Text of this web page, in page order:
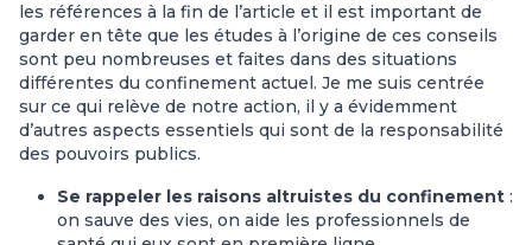
les références à la fin de l’article et il est important de
garder en tête que les études à l’origine de ces conseils
sont peu nombreuses et faites dans des situations
différentes du confinement actuel. Je me suis centrée
sur ce qui relève de notre action, il y a évidemment
d’autres aspects essentiels qui sont de la responsabilité
des pouvoirs publics.
Se rappeler les raisons altruistes du confinement :
on sauve des vies, on aide les professionnels de